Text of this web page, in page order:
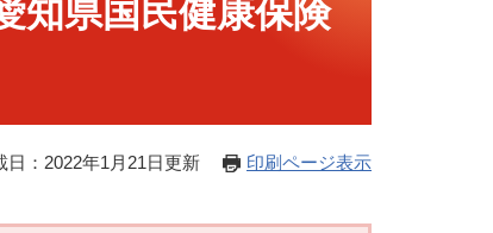
知県国民健康保険
日：2022年1月21日更新 印刷ページ表示